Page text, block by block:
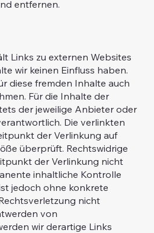
entfernen.
Links zu externen Websites
wir keinen Einfluss haben.
diese fremden Inhalte auch
Für die Inhalte der
der jeweilige Anbieter oder
Die verlinkten
der Verlinkung auf
überprüft. Rechtswidrige
der Verlinkung nicht
inhaltliche Kontrolle
jedoch ohne konkrete
nicht
von
wir derartige Links